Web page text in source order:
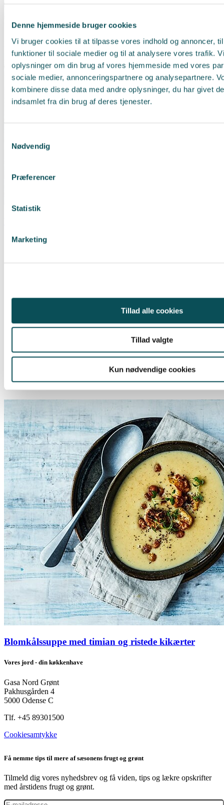
Denne hjemmeside bruger cookies
Vi bruger cookies til at tilpasse vores indhold og annoncer,
funktioner til sociale medier og til at analysere vores trafik.
oplysninger om din brug af vores hjemmeside med vores
sociale medier, annonceringspartnere og analysepartnere.
kombinere disse data med andre oplysninger, du har givet
indsamlet fra din brug af deres tjenester.
Nødvendig
Præferencer
Statistik
Marketing
Tillad alle cookies
Tillad valgte
Kun nødvendige cookies
Blomkålssuppe med timian og ristede kikærter
Vores jord - din køkkenhave
Gasa Nord Grønt
Pakhusgården 4
5000 Odense C
Tlf. +45 89301500
Cookiesamtykke
Få nemme tips til mere af sæsonens frugt og grønt
Tilmeld dig vores nyhedsbrev og få viden, tips og lækre opskrifter
med årstidens frugt og grønt.